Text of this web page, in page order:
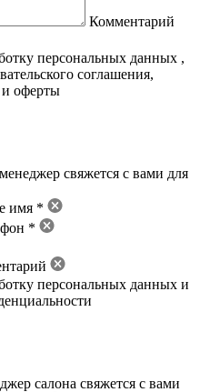
Комментарий
персональных данных ,
соглашения,
и оферты
свяжется с вами для
имя *
*
персональных данных и
салона свяжется с вами